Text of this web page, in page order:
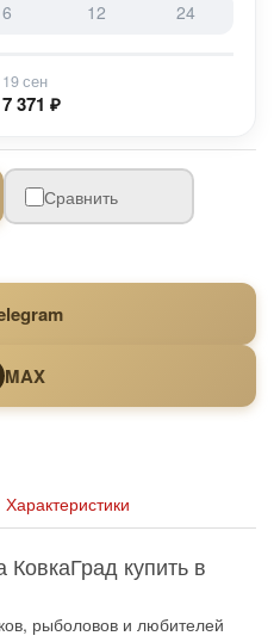
6 12 24
19 сен
7 371 ₽
Сравнить
MAX
Характеристики
купить в
рыболовов и любителей